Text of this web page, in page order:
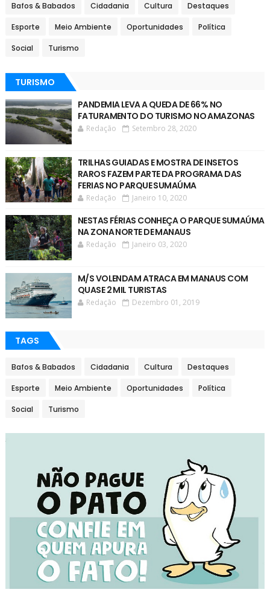
Bafos & Babados Cidadania Cultura Destaques
Esporte Meio Ambiente Oportunidades Política
Social Turismo
TURISMO
PANDEMIA LEVA A QUEDA DE 66% NO
FATURAMENTO DO TURISMO NO AMAZONAS
Redação Setembro 28, 2020
TRILHAS GUIADAS E MOSTRA DE INSETOS
RAROS FAZEM PARTE DA PROGRAMA DAS
FERIAS NO PARQUE SUMAÚMA
Redação Janeiro 10, 2020
NESTAS FÉRIAS CONHEÇA O PARQUE SUMAÚMA
NA ZONA NORTE DE MANAUS
Redação Janeiro 03, 2020
M/S VOLENDAM ATRACA EM MANAUS COM
QUASE 2 MIL TURISTAS
Redação Dezembro 01, 2019
TAGS
Bafos & Babados Cidadania Cultura Destaques
Esporte Meio Ambiente Oportunidades Política
Social Turismo